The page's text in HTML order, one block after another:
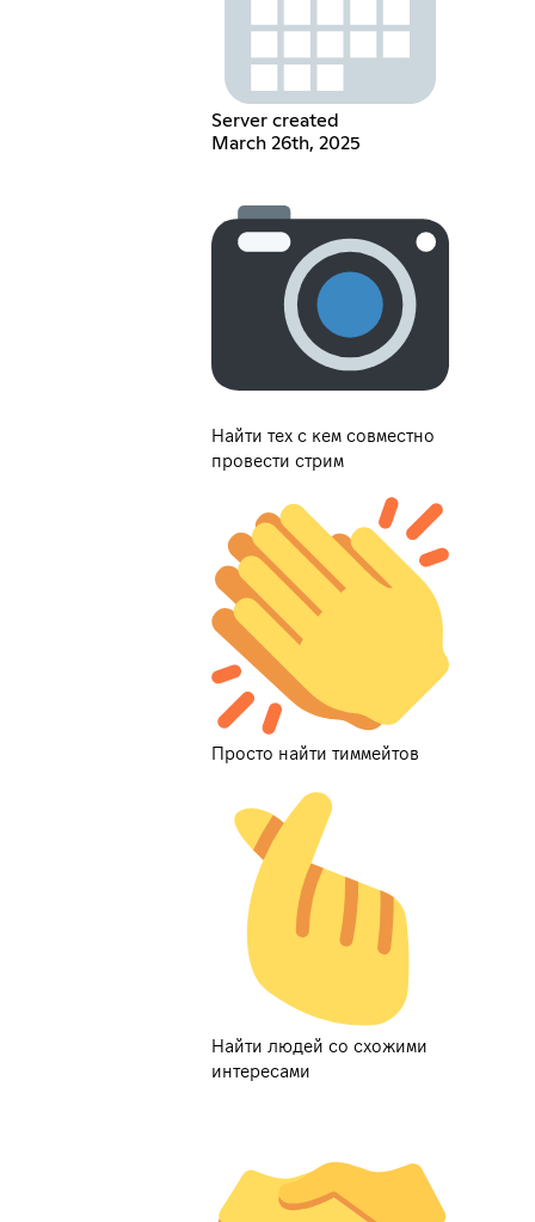
Server created
March 26th, 2025
Найти тех с кем совместно
провести стрим
Просто найти тиммейтов
Найти людей со схожими
интересами